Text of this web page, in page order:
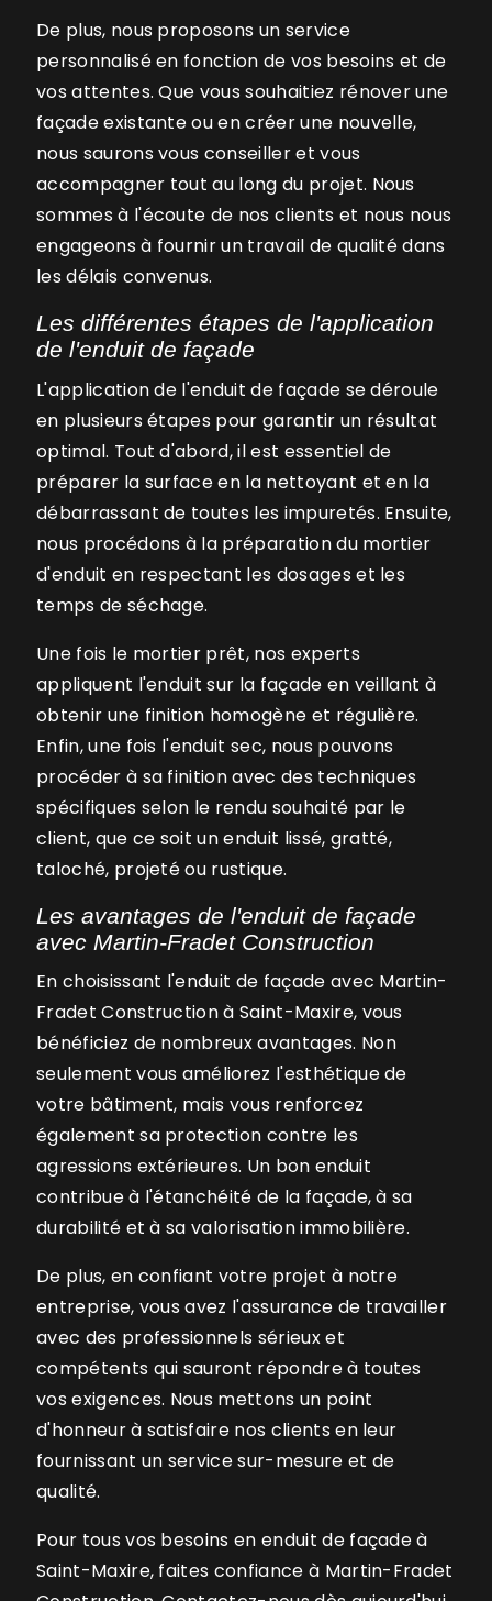
De plus, nous proposons un service
personnalisé en fonction de vos besoins et de
vos attentes. Que vous souhaitiez rénover une
façade existante ou en créer une nouvelle,
nous saurons vous conseiller et vous
accompagner tout au long du projet. Nous
sommes à l'écoute de nos clients et nous nous
engageons à fournir un travail de qualité dans
les délais convenus.
Les différentes étapes de l'application
de l'enduit de façade
L'application de l'enduit de façade se déroule
en plusieurs étapes pour garantir un résultat
optimal. Tout d'abord, il est essentiel de
préparer la surface en la nettoyant et en la
débarrassant de toutes les impuretés. Ensuite,
nous procédons à la préparation du mortier
d'enduit en respectant les dosages et les
temps de séchage.
Une fois le mortier prêt, nos experts
appliquent l'enduit sur la façade en veillant à
obtenir une finition homogène et régulière.
Enfin, une fois l'enduit sec, nous pouvons
procéder à sa finition avec des techniques
spécifiques selon le rendu souhaité par le
client, que ce soit un enduit lissé, gratté,
taloché, projeté ou rustique.
Les avantages de l'enduit de façade
avec Martin-Fradet Construction
En choisissant l'enduit de façade avec Martin-
Fradet Construction à Saint-Maxire, vous
bénéficiez de nombreux avantages. Non
seulement vous améliorez l'esthétique de
votre bâtiment, mais vous renforcez
également sa protection contre les
agressions extérieures. Un bon enduit
contribue à l'étanchéité de la façade, à sa
durabilité et à sa valorisation immobilière.
De plus, en confiant votre projet à notre
entreprise, vous avez l'assurance de travailler
avec des professionnels sérieux et
compétents qui sauront répondre à toutes
vos exigences. Nous mettons un point
d'honneur à satisfaire nos clients en leur
fournissant un service sur-mesure et de
qualité.
Pour tous vos besoins en enduit de façade à
Saint-Maxire, faites confiance à Martin-Fradet